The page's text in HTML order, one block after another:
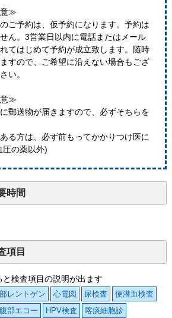
意≫
ご予約は、仮予約になります。予約は
ん。3営業日以内に電話またはメール
てはじめて予約が成立致します。随時
すので、ご希望に沿えない場合もござ
い。
意≫
郵送物が届きますので、必ずそちらを
る方は、必ず前もってかかりつけ医に
圧の薬以外)
時間
項目
検査項目の説明が出ます
レントゲン 心電図 尿検査
便潜血検査
腹部エコー HPV検査 喀痰細胞診